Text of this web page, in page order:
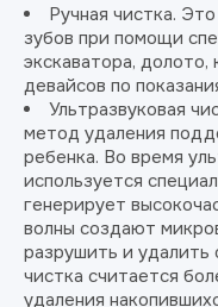
Ручная чистка.
зубов при помощи
экскаватора,
девайсов по
Ультразвуковая
метод удаления
ребенка. Во время
используется
генерирует
волны создают
разрушить и удалить
чистка считается
удаления